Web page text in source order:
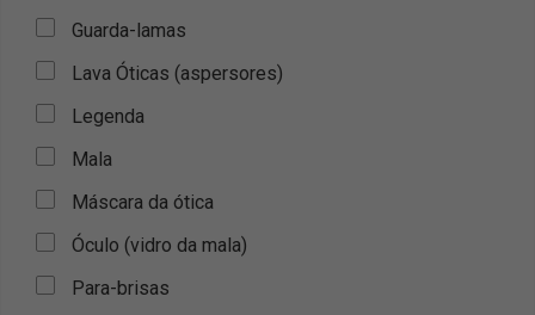
Guarda-lamas
Lava Óticas (aspersores)
Legenda
Mala
Máscara da ótica
Óculo (vidro da mala)
Para-brisas